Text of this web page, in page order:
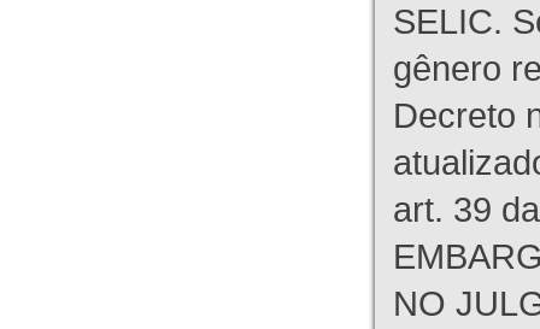
SELIC.
gênero
Decreto
art. 39
NO